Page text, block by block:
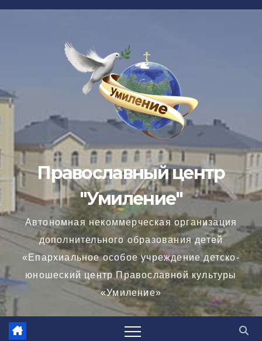
Перейти
Православный центр
"Умиление"
Автономная некоммерческая организация
дополнительного образования детей
«Епархиальное особое учреждение детско-
юношеский центр Православной культуры
«Умиление»